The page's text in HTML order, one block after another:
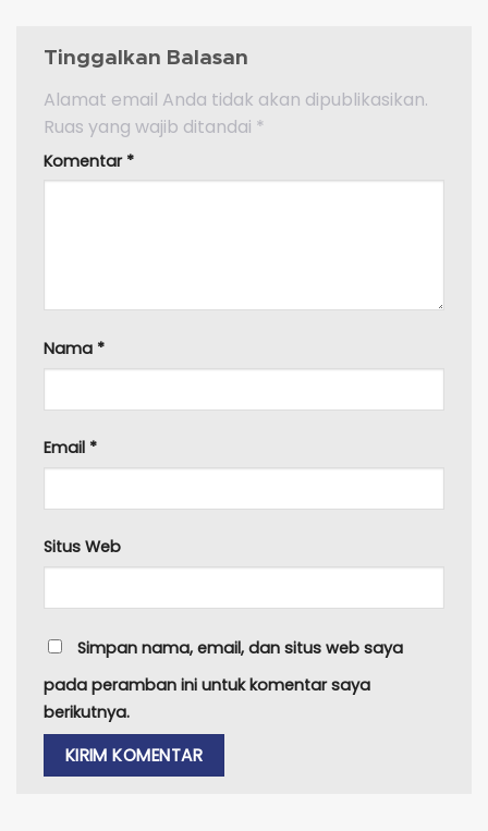
Tinggalkan Balasan
Alamat email Anda tidak akan dipublikasikan.
Ruas yang wajib ditandai *
Komentar *
Nama *
Email *
Situs Web
Simpan nama, email, dan situs web saya
pada peramban ini untuk komentar saya
berikutnya.